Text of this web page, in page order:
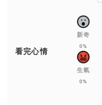
看完心情
新奇
0%
生氣
0%